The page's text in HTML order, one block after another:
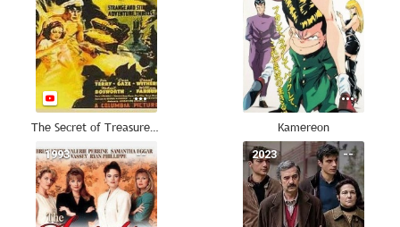
The Secret of Treasure Island Kamereon
--
1993 --
2023